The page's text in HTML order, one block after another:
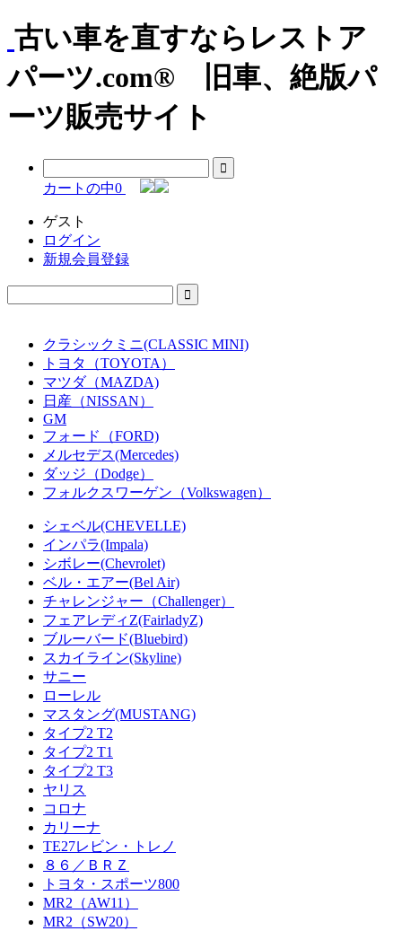
古い車を直すならレストア
パーツ.com® 旧車、絶版パ
ーツ販売サイト
カートの中0
ゲスト
ログイン
新規会員登録
クラシックミニ(CLASSIC MINI)
トヨタ（TOYOTA）
マツダ（MAZDA)
日産（NISSAN）
GM
フォード（FORD)
メルセデス(Mercedes)
ダッジ（Dodge）
フォルクスワーゲン（Volkswagen）
シェベル(CHEVELLE)
インパラ(Impala)
シボレー(Chevrolet)
ベル・エアー(Bel Air)
チャレンジャー（Challenger）
フェアレディZ(FairladyZ)
ブルーバード(Bluebird)
スカイライン(Skyline)
サニー
ローレル
マスタング(MUSTANG)
タイプ2 T2
タイプ2 T1
タイプ2 T3
ヤリス
コロナ
カリーナ
TE27レビン・トレノ
８６／ＢＲＺ
トヨタ・スポーツ800
MR2（AW11）
MR2（SW20）